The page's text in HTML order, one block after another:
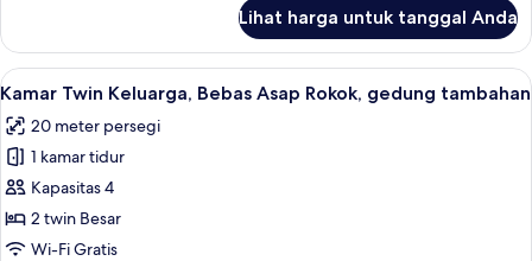
tambahan
Kamar
Twin
Deluks,
Asap
Rokok,
gedung
tambahan
Lihat harga untuk tanggal Anda
Lihat
semua
foto
untuk
Kamar
Twin
Keluarga,
Kamar Twin Keluarga, Bebas Asap
7
Kamar Twin Keluarga, Bebas Asap Rokok, gedung tambahan
20 meter persegi
1 kamar tidur
Kapasitas 4
2 twin Besar
Wi-Fi Gratis